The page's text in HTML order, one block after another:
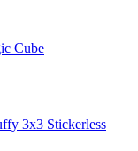
Cube
3x3 Stickerless